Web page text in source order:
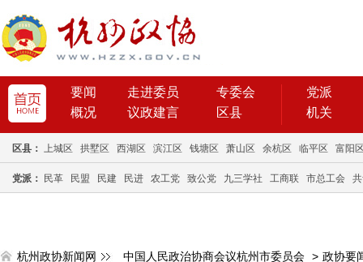
要闻 走进委员
专委会
概况
议政建言 区县
党派
机关
区县： 上城区 拱墅区 西湖区 滨江区 钱塘区 萧山区 余杭区 临平区 富阳
党派： 民革 民盟 民建 民进 农工党 致公党 九三学社 工商联 市总工会
杭州政协新闻网 中国人民政治协商会议杭州市委员会 > 政协要